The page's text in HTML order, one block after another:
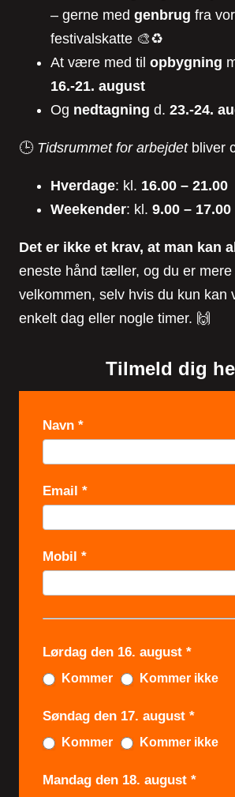
– gerne med genbrug fra
festivalskatte 🎨♻️
At være med til opbygning
16.-21. august
Og nedtagning d. 23.-24.
🕒 Tidsrummet for arbejdetbliver
Hverdage: kl. 16.00 – 21.00
Weekender: kl. 9.00 – 17.00
Det er ikke et krav, at man kan
eneste hånd tæller, og du er mere
velkommen, selv hvis du kun kan
enkelt dag eller nogle timer. 🙌
Tilmeld dig
T
m
d
i
n
i
l
N
N
Navn *
Email *
Mobil *
Lørdag den 16. august *
Kommer Kommer ikke
Søndag den 17. august *
Kommer Kommer ikke
Mandag den 18. august *